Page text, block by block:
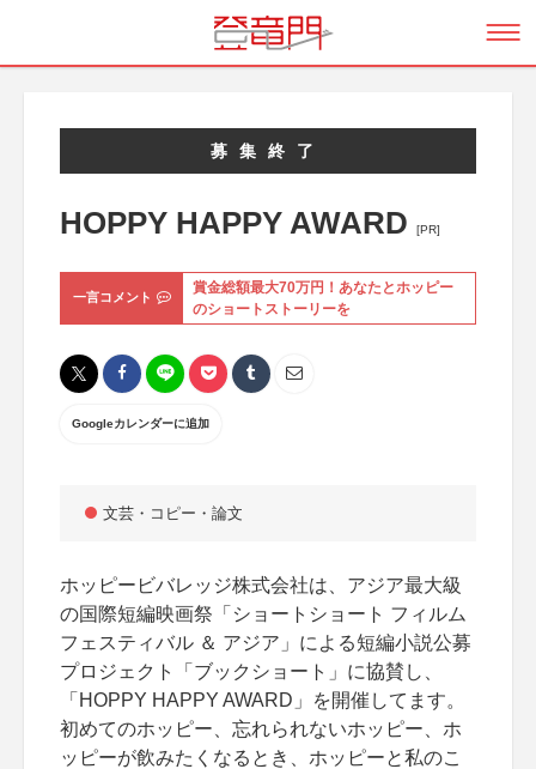
募集終了
HOPPY HAPPY AWARD [PR]
一言コメント
賞金総額最大70万円！あなたとホッピー
のショートストーリーを
Googleカレンダーに追加
文芸・コピー・論文
ホッピービバレッジ株式会社は、アジア最大級
の国際短編映画祭「ショートショート フィルム
フェスティバル ＆ アジア」による短編小説公募
プロジェクト「ブックショート」に協賛し、
「HOPPY HAPPY AWARD」を開催してます。
初めてのホッピー、忘れられないホッピー、ホ
ッピーが飲みたくなるとき、ホッピーと私のこ